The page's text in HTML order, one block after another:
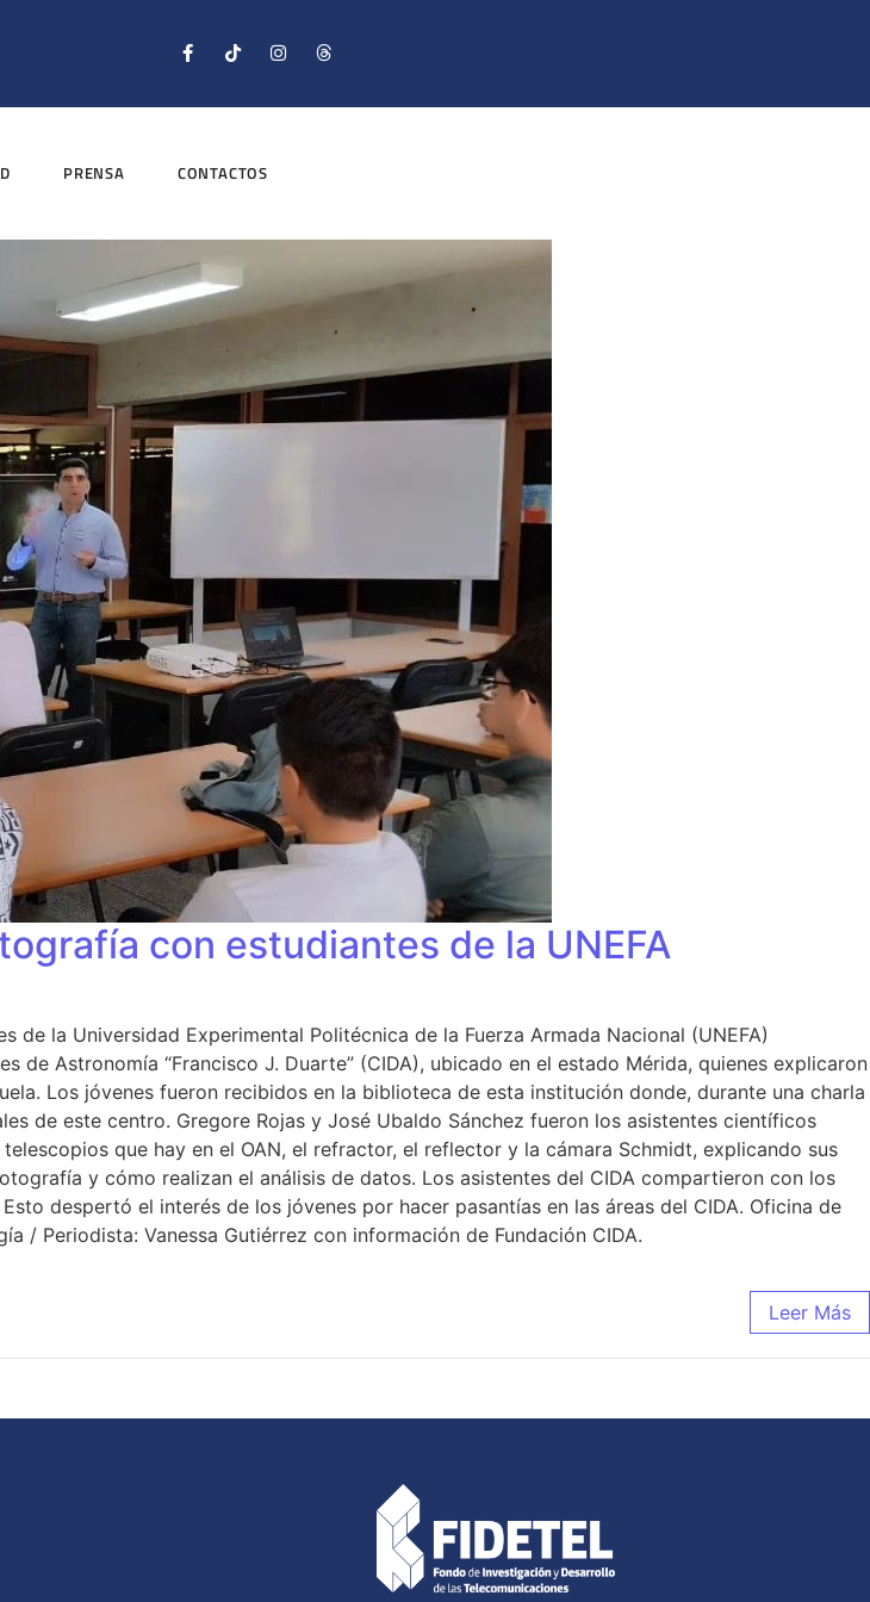
PRENSA CONTACTOS
con estudiantes de la UNEFA
la Universidad Experimental Politécnica de la Fuerza Armada Nacional (UNEFA)
Astronomía “Francisco J. Duarte” (CIDA), ubicado en el estado Mérida, quienes explicaron
Los jóvenes fueron recibidos en la biblioteca de esta institución donde, durante una charla
de este centro. Gregore Rojas y José Ubaldo Sánchez fueron los asistentes científicos
que hay en el OAN, el refractor, el reflector y la cámara Schmidt, explicando sus
y cómo realizan el análisis de datos. Los asistentes del CIDA compartieron con los
despertó el interés de los jóvenes por hacer pasantías en las áreas del CIDA. Oficina de
/ Periodista: Vanessa Gutiérrez con información de Fundación CIDA.
Leer Más